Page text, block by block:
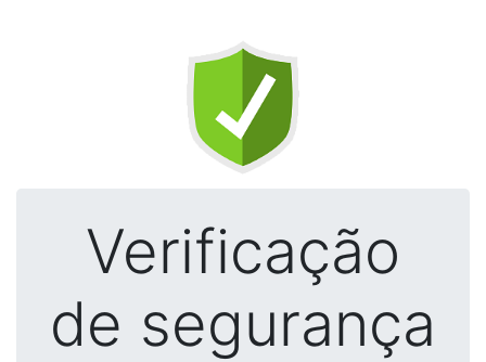
Verificação
de segurança